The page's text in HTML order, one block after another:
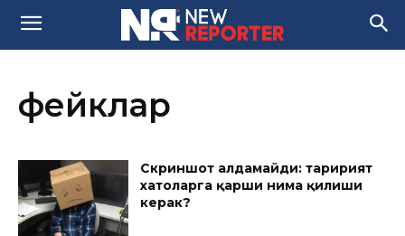
фейклар
Скриншот алдамайди: таҳририят
хатоларга қарши нима қилиши
керак?